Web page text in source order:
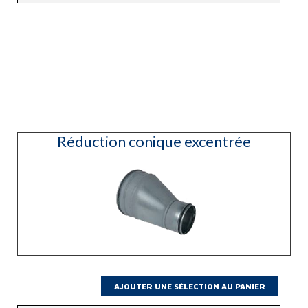
Coude
Réduction conique excentrée